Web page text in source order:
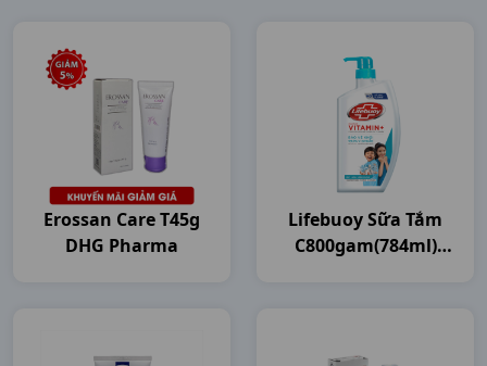
Erossan Care T45g
DHG Pharma
Lifebuoy Sữa Tắm
C800gam(784ml)